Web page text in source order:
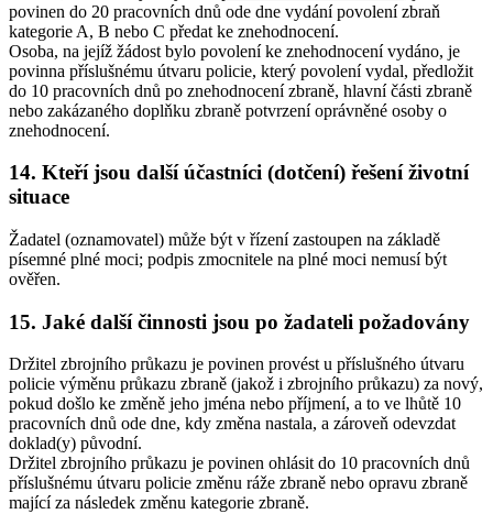
povinen do 20 pracovních dnů ode dne vydání povolení zbraň
kategorie A, B nebo C předat ke znehodnocení.
Osoba, na jejíž žádost bylo povolení ke znehodnocení vydáno, je
povinna příslušnému útvaru policie, který povolení vydal, předložit
do 10 pracovních dnů po znehodnocení zbraně, hlavní části zbraně
nebo zakázaného doplňku zbraně potvrzení oprávněné osoby o
znehodnocení.
14. Kteří jsou další účastníci (dotčení) řešení životní
situace
Žadatel (oznamovatel) může být v řízení zastoupen na základě
písemné plné moci; podpis zmocnitele na plné moci nemusí být
ověřen.
15. Jaké další činnosti jsou po žadateli požadovány
Držitel zbrojního průkazu je povinen provést u příslušného útvaru
policie výměnu průkazu zbraně (jakož i zbrojního průkazu) za nový,
pokud došlo ke změně jeho jména nebo příjmení, a to ve lhůtě 10
pracovních dnů ode dne, kdy změna nastala, a zároveň odevzdat
doklad(y) původní.
Držitel zbrojního průkazu je povinen ohlásit do 10 pracovních dnů
příslušnému útvaru policie změnu ráže zbraně nebo opravu zbraně
mající za následek změnu kategorie zbraně.